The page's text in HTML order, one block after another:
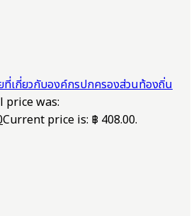
ที่เกี่ยวกับองค์กรปกครองส่วนท้องถิ่น
price was:
Current price is: ฿ 408.00.